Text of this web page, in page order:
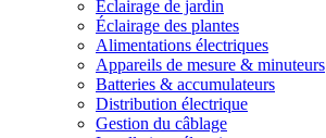
Éclairage de jardin
Éclairage des plantes
Alimentations électriques
Appareils de mesure & minuteurs
Batteries & accumulateurs
Distribution électrique
Gestion du câblage